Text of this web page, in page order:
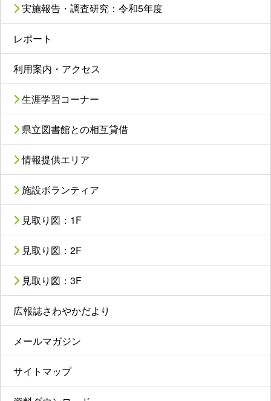
実施報告・調査研究：令和5年度
レポート
利用案内・アクセス
生涯学習コーナー
県立図書館との相互貸借
情報提供エリア
施設ボランティア
見取り図：1F
見取り図：2F
見取り図：3F
広報誌さわやかだより
メールマガジン
サイトマップ